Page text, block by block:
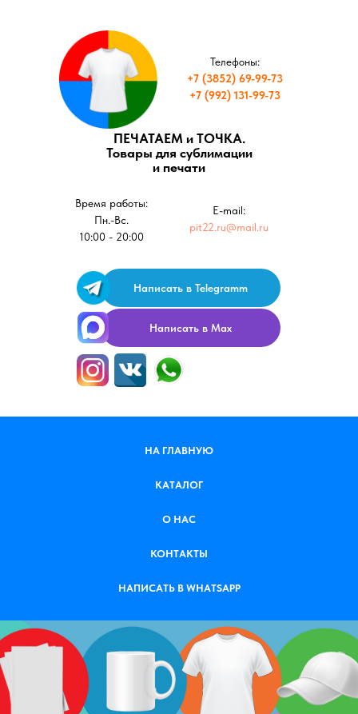
ПЕЧАТАЕМ и ТОЧКА.
Товары для сублимации
и печати
Телефоны:
+7 (3852) 69-99-73
+7 (992) 131-99-73
E-mail:
pit22.ru@mail.ru
Время работы:
Пн.-Вс.
10:00 - 20:00
Написать в Telegramm
Написать в Max
НА ГЛАВНУЮ
КАТАЛОГ
О НАС
КОНТАКТЫ
НАПИСАТЬ В WHATSAPP